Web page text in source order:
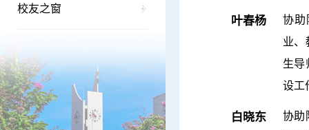
校友之窗
叶春杨
协
业、
生导
设工
白晓东
协助